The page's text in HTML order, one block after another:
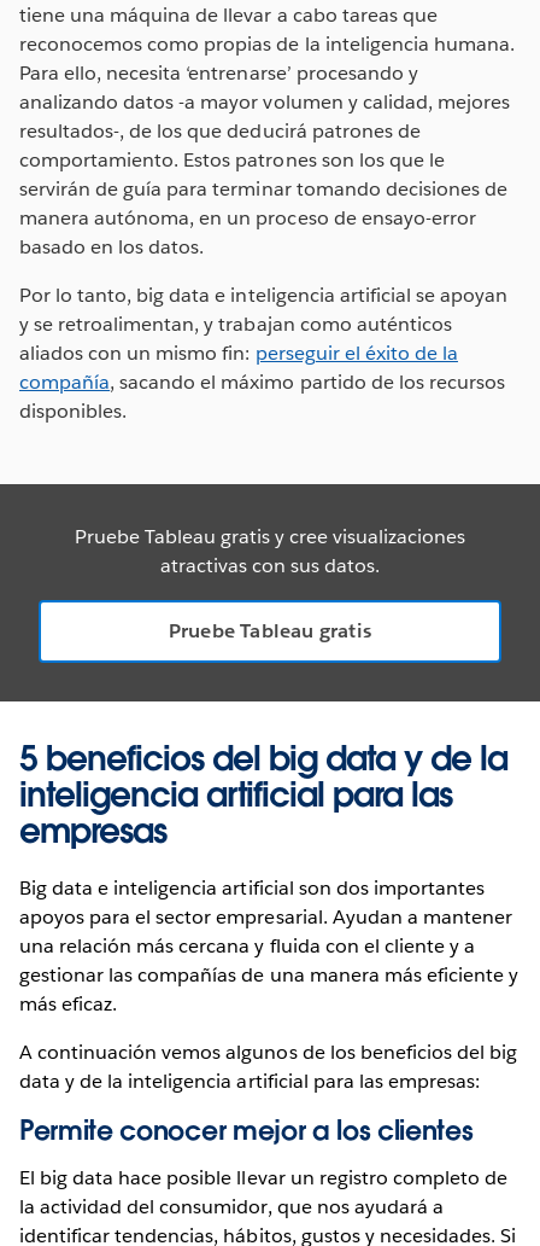
tiene una máquina de llevar a cabo tareas que
reconocemos como propias de la inteligencia humana.
Para ello, necesita ‘entrenarse’ procesando y
analizando datos -a mayor volumen y calidad, mejores
resultados-, de los que deducirá patrones de
comportamiento. Estos patrones son los que le
servirán de guía para terminar tomando decisiones de
manera autónoma, en un proceso de ensayo-error
basado en los datos.
Por lo tanto, big data e inteligencia artificial se apoyan
y se retroalimentan, y trabajan como auténticos
aliados con un mismo fin: perseguir el éxito de la
compañía, sacando el máximo partido de los recursos
disponibles.
Pruebe Tableau gratis y cree visualizaciones
atractivas con sus datos.
Pruebe Tableau gratis
5 beneficios del big data y de la
inteligencia artificial para las
empresas
Big data e inteligencia artificial son dos importantes
apoyos para el sector empresarial. Ayudan a mantener
una relación más cercana y fluida con el cliente y a
gestionar las compañías de una manera más eficiente y
más eficaz.
A continuación vemos algunos de los beneficios del big
data y de la inteligencia artificial para las empresas:
Permite conocer mejor a los clientes
El big data hace posible llevar un registro completo de
la actividad del consumidor, que nos ayudará a
identificar tendencias, hábitos, gustos y necesidades. Si